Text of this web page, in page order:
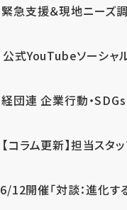
緊急支援＆現地ニーズ
公式YouTubeソーシャ
経団連 企業行動・
【コラム更新】担当ス
6/12開催「対談：進化